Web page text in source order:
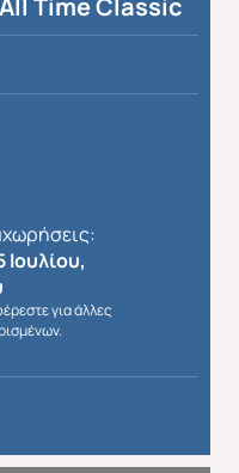
Time Classic
Ιουλίου,
για άλλες